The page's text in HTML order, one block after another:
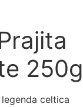
250g
celtica